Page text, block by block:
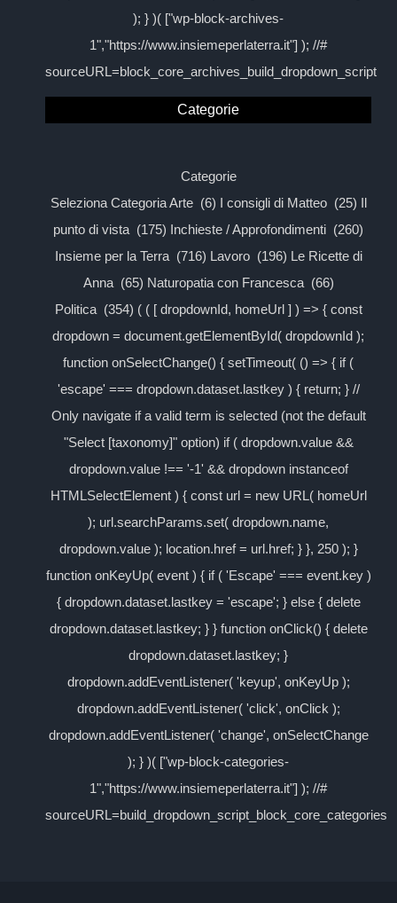
); } )( ["wp-block-archives-
1","https://www.insiemeperlaterra.it"] ); //#
sourceURL=block_core_archives_build_dropdown_script
Categorie
Categorie
Seleziona Categoria Arte (6) I consigli di Matteo (25) Il
punto di vista (175) Inchieste / Approfondimenti (260)
Insieme per la Terra (716) Lavoro (196) Le Ricette di
Anna (65) Naturopatia con Francesca (66)
Politica (354) ( ( [ dropdownId, homeUrl ] ) => { const
dropdown = document.getElementById( dropdownId );
function onSelectChange() { setTimeout( () => { if (
'escape' === dropdown.dataset.lastkey ) { return; } //
Only navigate if a valid term is selected (not the default
"Select [taxonomy]" option) if ( dropdown.value &&
dropdown.value !== '-1' && dropdown instanceof
HTMLSelectElement ) { const url = new URL( homeUrl
); url.searchParams.set( dropdown.name,
dropdown.value ); location.href = url.href; } }, 250 ); }
function onKeyUp( event ) { if ( 'Escape' === event.key )
{ dropdown.dataset.lastkey = 'escape'; } else { delete
dropdown.dataset.lastkey; } } function onClick() { delete
dropdown.dataset.lastkey; }
dropdown.addEventListener( 'keyup', onKeyUp );
dropdown.addEventListener( 'click', onClick );
dropdown.addEventListener( 'change', onSelectChange
); } )( ["wp-block-categories-
1","https://www.insiemeperlaterra.it"] ); //#
sourceURL=build_dropdown_script_block_core_categories